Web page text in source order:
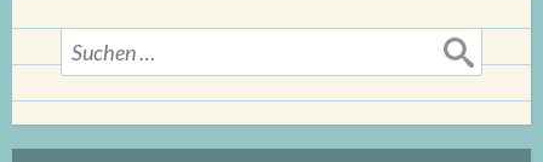
Suchen
nach: